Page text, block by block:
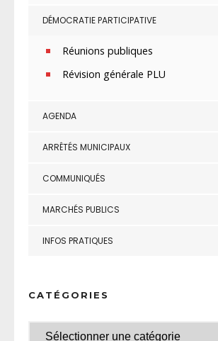
DÉMOCRATIE PARTICIPATIVE
Réunions publiques
Révision générale PLU
AGENDA
ARRÊTÉS MUNICIPAUX
COMMUNIQUÉS
MARCHÉS PUBLICS
INFOS PRATIQUES
CATÉGORIES